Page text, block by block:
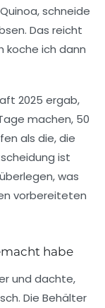
schneide
Das reicht
koche ich dann
2025 ergab,
machen, 50
als die, die
ist
was
vorbereiteten
habe
und dachte,
Die Behälter